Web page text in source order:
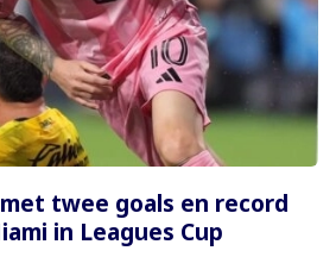
twee goals en record
in Leagues Cup